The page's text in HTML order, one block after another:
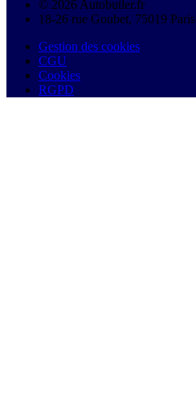
© 2026 Autobutler.fr
18-26 rue Goubet, 75019 Paris
Gestion des cookies
CGU
Cookies
RGPD